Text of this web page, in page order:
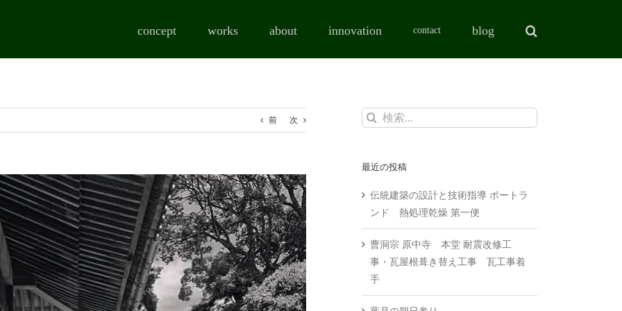
concept works about innovation contact blog
前 次
検
最近の投稿
伝統建築の設計と技術指導 ポートラ
ンド 熱処理乾燥 第一便
曹洞宗 原中寺 本堂 耐震改修工
事・瓦屋根葺き替え工事 瓦工事着
手